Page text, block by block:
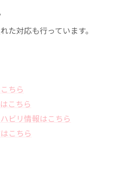
た対応も行っています。
ちら
こちら
ビリ情報はこちら
こちら